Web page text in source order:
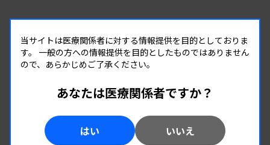
RANKING
人気の記事
当サイトは医療関係者に対する情報提供を目的としておりま
す。 一般の方への情報提供を目的としたものではありません
ので、あらかじめご了承ください。
あなたは医療関係者ですか？
はい いいえ